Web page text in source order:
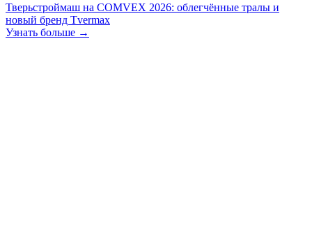
Тверьстроймаш на COMVEX 2026: облегчённые тралы и
новый бренд Tvermax
Узнать больше →